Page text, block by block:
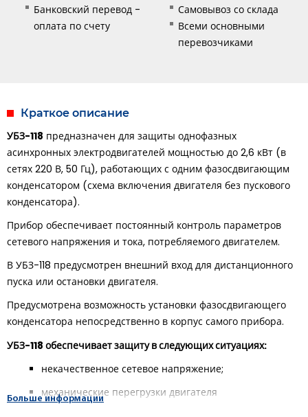
Банковский перевод -
оплата по счету
Самовывоз со склада
Всеми основными
перевозчиками
Краткое описание
УБЗ-118 предназначен для защиты однофазных
асинхронных электродвигателей мощностью до 2,6 кВт (в
сетях 220 В, 50 Гц), работающих с одним фазосдвигающим
конденсатором (схема включения двигателя без пускового
конденсатора).
Прибор обеспечивает постоянный контроль параметров
сетевого напряжения и тока, потребляемого двигателем.
В УБЗ-118 предусмотрен внешний вход для дистанционного
пуска или остановки двигателя.
Предусмотрена возможность установки фазосдвигающего
конденсатора непосредственно в корпус самого прибора.
УБЗ-118 обеспечивает защиту в следующих ситуациях:
некачественное сетевое напряжение;
механические перегрузки двигателя
Больше информации